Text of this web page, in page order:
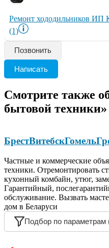
Ремонт хододильников ИП
(1)
Позвонить
Написать
Смотрите также
бытовой техники»
БрестВитебскГомель
Частные и коммерческие
техники. Отремонтировать
кухонный комбайн, утюг,
Гарантийный,
обслуживание. Вызвать
дом в Беларуси
Подбор по параметрам